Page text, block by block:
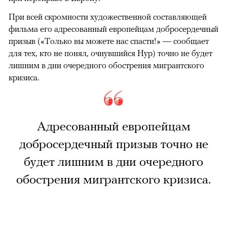
При всей скромности художественной составляющей
фильма его адресованный европейцам добросердечный
призыв («Только вы можете нас спасти!» — сообщает
для тех, кто не понял, очнувшийся Нур) точно не будет
лишним в дни очередного обострения мигрантского
кризиса.
Адресованный европейцам
добросердечный призыв точно не
будет лишним в дни очередного
обострения мигрантского кризиса.